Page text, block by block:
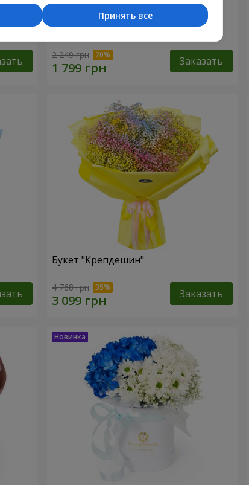
Цветы в коробке "Помпадур"
2 249 грн Заказать
Букет "Крепдешин"
4 768 грн Заказать
Принять все